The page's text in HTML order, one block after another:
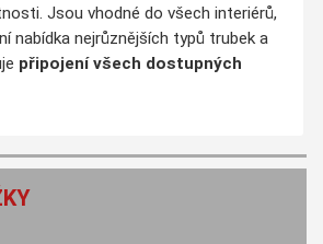
Jsou vhodné do všech interiérů,
nabídka nejrůznějších typů trubek a
připojení všech dostupných